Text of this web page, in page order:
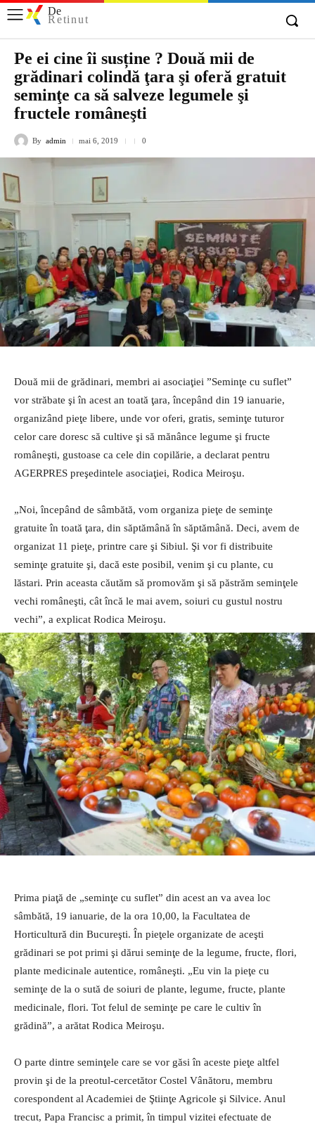
De
Retinut
Pe ei cine îi susține ? Două mii de
grădinari colindă ţara şi oferă gratuit
seminţe ca să salveze legumele şi
fructele româneşti
By admin mai 6, 2019 0
Două mii de grădinari, membri ai asociaţiei ”Seminţe cu suflet”
vor străbate şi în acest an toată ţara, începând din 19 ianuarie,
organizând pieţe libere, unde vor oferi, gratis, seminţe tuturor
celor care doresc să cultive şi să mănânce legume şi fructe
româneşti, gustoase ca cele din copilărie, a declarat pentru
AGERPRES preşedintele asociaţiei, Rodica Meiroşu.
„Noi, începând de sâmbătă, vom organiza pieţe de seminţe
gratuite în toată ţara, din săptămână în săptămână. Deci, avem de
organizat 11 pieţe, printre care şi Sibiul. Şi vor fi distribuite
seminţe gratuite şi, dacă este posibil, venim şi cu plante, cu
lăstari. Prin aceasta căutăm să promovăm şi să păstrăm seminţele
vechi româneşti, cât încă le mai avem, soiuri cu gustul nostru
vechi”, a explicat Rodica Meiroşu.
Prima piaţă de „seminţe cu suflet” din acest an va avea loc
sâmbătă, 19 ianuarie, de la ora 10,00, la Facultatea de
Horticultură din Bucureşti. În pieţele organizate de aceşti
grădinari se pot primi şi dărui seminţe de la legume, fructe, flori,
plante medicinale autentice, româneşti. „Eu vin la pieţe cu
seminţe de la o sută de soiuri de plante, legume, fructe, plante
medicinale, flori. Tot felul de seminţe pe care le cultiv în
grădină”, a arătat Rodica Meiroşu.
O parte dintre seminţele care se vor găsi în aceste pieţe altfel
provin şi de la preotul-cercetător Costel Vânătoru, membru
corespondent al Academiei de Ştiinţe Agricole şi Silvice. Anul
trecut, Papa Francisc a primit, în timpul vizitei efectuate de